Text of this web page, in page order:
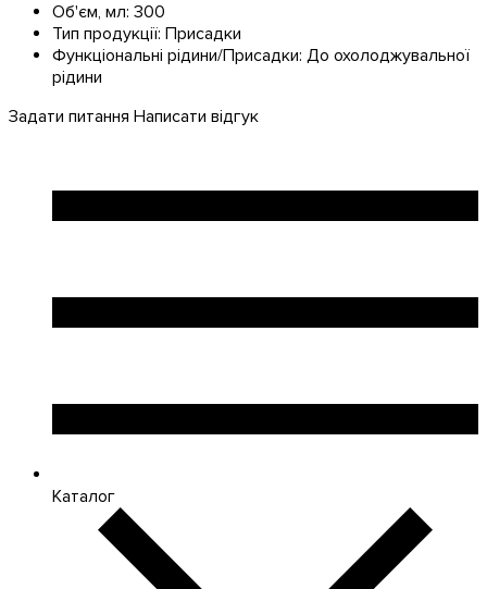
Об'єм, мл: 300
Тип продукції: Присадки
Функціональні рідини/Присадки: До охолоджувальної
рідини
Задати питання Написати відгук
Каталог